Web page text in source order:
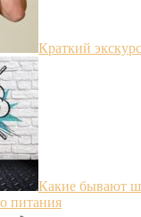
Краткий
Какие бывают
питания